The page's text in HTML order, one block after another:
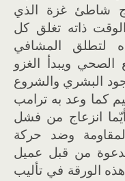
شاطئ غزة الذي
ذاته تغلق كل
لتطلق المشافي
ويبدأ الغزو
البشري والشروع
كما وعد به ترامب
أيّما انزعاج من فشل
وضد حركة
من قبل عميل
الورقة في تأليب